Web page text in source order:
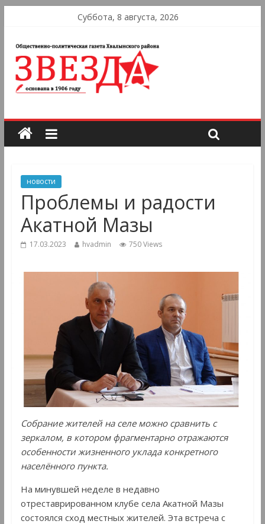
Суббота, 8 августа, 2026
новости
Проблемы и радости
Акатной Мазы
17.03.2023 hvadmin 750 Views
Собрание жителей на селе можно сравнить с
зеркалом, в котором фрагментарно отражаются
особенности жизненного уклада конкретного
населённого пункта.
На минувшей неделе в недавно
отреставрированном клубе села Акатной Мазы
состоялся сход местных жителей. Эта встреча с